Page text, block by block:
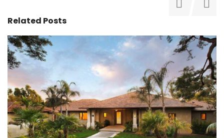
Related Posts